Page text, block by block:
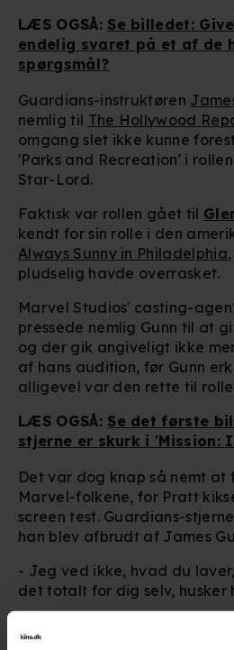
LÆS OGSÅ: Se billedet:
endelig svaret på et af de
spørgsmål?
Guardians-instruktøren
nemlig til The Hollywood
omgang slet ikke kunne
'Parks and Recreation' i
Star-Lord.
Faktisk var rollen gået til
kendt for sin rolle i den
Always Sunny in Philadelphia
pludselig havde overrasket.
Marvel Studios' casting-
pressede nemlig Gunn til at
og der gik angiveligt ikke
af hans audition, før Gunn
alligevel var den rette til
LÆS OGSÅ: Se det første
stjerne er skurk i 'Mission:
Det var dog knap så nemt
Marvel-folkene, for Pratt
screen test. Guardians-
han blev afbrudt af James
- Jeg ved ikke, hvad du
det totalt for dig selv, husker
- Det her er øjeblikket, lige
stoppe med, hvad end du